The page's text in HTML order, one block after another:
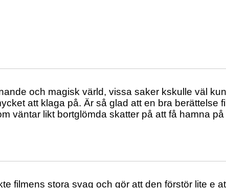
och magisk värld, vissa saker kskulle väl
att klaga på. Är så glad att en bra berättelse
väntar likt bortglömda skatter på att få hamna
filmens stora svag och gör att den förstör lite e